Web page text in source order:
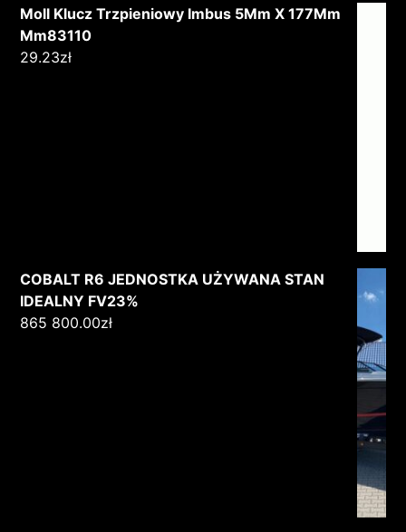
Moll Klucz Trzpieniowy Imbus 5Mm X 177Mm
Mm83110
29.23zł
COBALT R6 JEDNOSTKA UŻYWANA STAN
IDEALNY FV23%
865 800.00zł